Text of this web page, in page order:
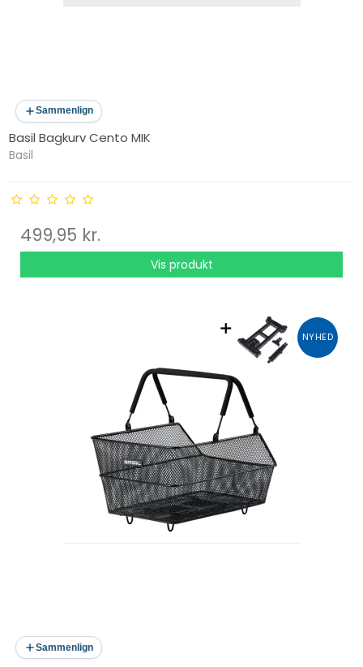
Sammenlign
Basil Bagkurv Cento MIK
Basil
499,95 kr.
Vis produkt
NYHED
Sammenlign